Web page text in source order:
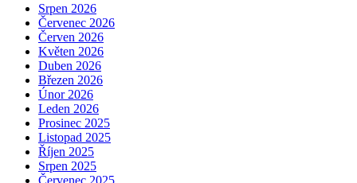
Srpen 2026
Červenec 2026
Červen 2026
Květen 2026
Duben 2026
Březen 2026
Únor 2026
Leden 2026
Prosinec 2025
Listopad 2025
Říjen 2025
Srpen 2025
Červenec 2025